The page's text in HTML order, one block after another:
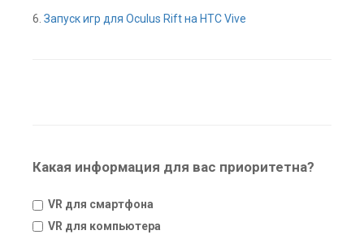
6. Запуск игр для Oculus Rift на HTC Vive
Какая информация для вас приоритетна?
VR для смартфона
VR для компьютера